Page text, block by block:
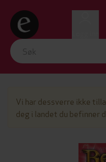
Vi har dessverre ikke
deg i landet du befinner